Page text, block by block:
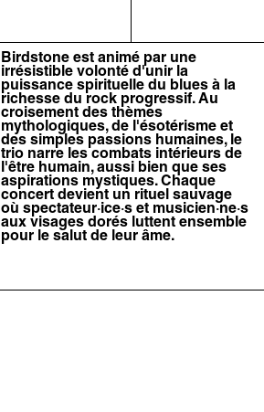
Birdstone est animé par une
irrésistible volonté d'unir la
puissance spirituelle du blues à la
richesse du rock progressif. Au
croisement des thèmes
mythologiques, de l'ésotérisme et
des simples passions humaines, le
trio narre les combats intérieurs de
l'être humain, aussi bien que ses
aspirations mystiques. Chaque
concert devient un rituel sauvage
où spectateur·ice·s et musicien·ne·s
aux visages dorés luttent ensemble
pour le salut de leur âme.